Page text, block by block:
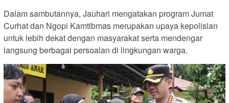
Dalam sambutannya, Jauhari mengatakan program Jumat
Curhat dan Ngopi Kamtibmas merupakan upaya kepolisian
untuk lebih dekat dengan masyarakat serta mendengar
langsung berbagai persoalan di lingkungan warga.